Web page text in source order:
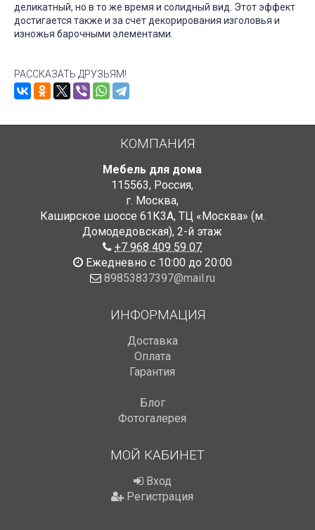
деликатный, но в то же время и солидный вид. Этот эффект
достигается также и за счет декорирования изголовья и
изножья барочными элементами.
РАССКАЗАТЬ ДРУЗЬЯМ!
КОМПАНИЯ
Мебель для дома
115563, Россия,
г. Москва,
Каширское шоссе 61К3А, ТЦ «Москва» (м.
Домодедовская), 2-й этаж
+7 968 409 59 07
Ежедневно с 10:00 до 20:00
89853837397@mail.ru
ИНФОРМАЦИЯ
Доставка
Оплата
Гарантия
Блог
Фотогалерея
МОЙ КАБИНЕТ
Вход
Регистрация